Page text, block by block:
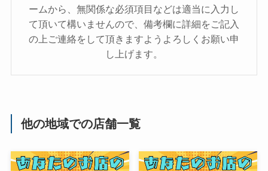
ームから、無関係な必須項目などは適当に入力し
て頂いて構いませんので、備考欄に詳細をご記入
の上ご連絡をして頂きますようよろしくお願い申
し上げます。
他の地域での店舗一覧